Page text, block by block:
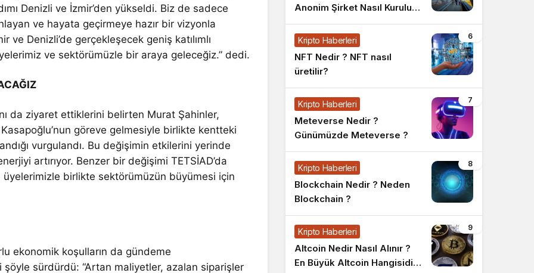
Denizli ve İzmir’den yükseldi. Biz de sadece
ve hayata geçirmeye hazır bir vizyonla
ve Denizli’de gerçekleşecek geniş katılımlı
ve sektörümüzle bir araya geleceğiz.” dedi.
da ziyaret ettiklerini belirten Murat Şahinler,
göreve gelmesiyle birlikte kentteki
vurgulandı. Bu değişimin etkilerini yerinde
artırıyor. Benzer bir değişimi TETSİAD’da
birlikte sektörümüzün büyümesi için
ekonomik koşulların da gündeme
sürdürdü: “Artan maliyetler, azalan siparişler
Anonim Şirket Nasıl Kurulur
?
6
Kripto Haberleri
NFT Nedir ? NFT nasıl
üretilir?
7
Kripto Haberleri
Meteverse Nedir ?
Günümüzde Meteverse ?
8
Kripto Haberleri
Blockchain Nedir ? Neden
Blockchain ?
9
Kripto Haberleri
Altcoin Nedir Nasıl Alınır ?
En Büyük Altcoin Hangisidir